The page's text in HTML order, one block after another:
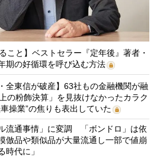
こと】ベストセラー『定年後』著者・
期の好循環を呼び込む方法
全東信が破産】63社もの金融機関が融
の粉飾決算」を見抜けなかったカラク
操業”の焦りも表出していた
流通事情」に変調 「ボンドロ」は依
倣品や類似品が大量流通し一部で値崩
代に」